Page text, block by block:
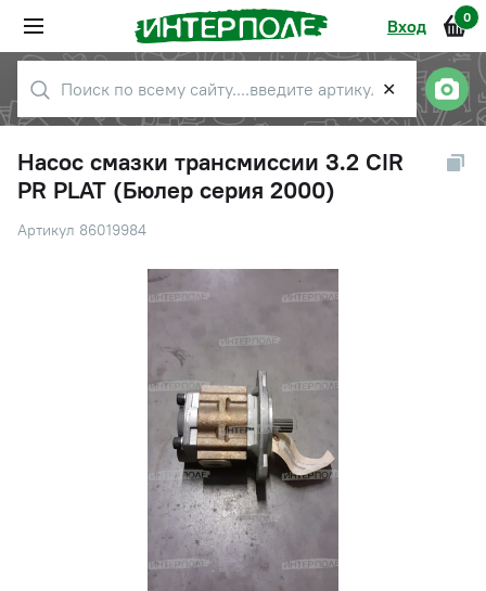
Вход 0
✕
Насос смазки трансмиссии 3.2 CIR
PR PLAT (Бюлер серия 2000)
Артикул 86019984